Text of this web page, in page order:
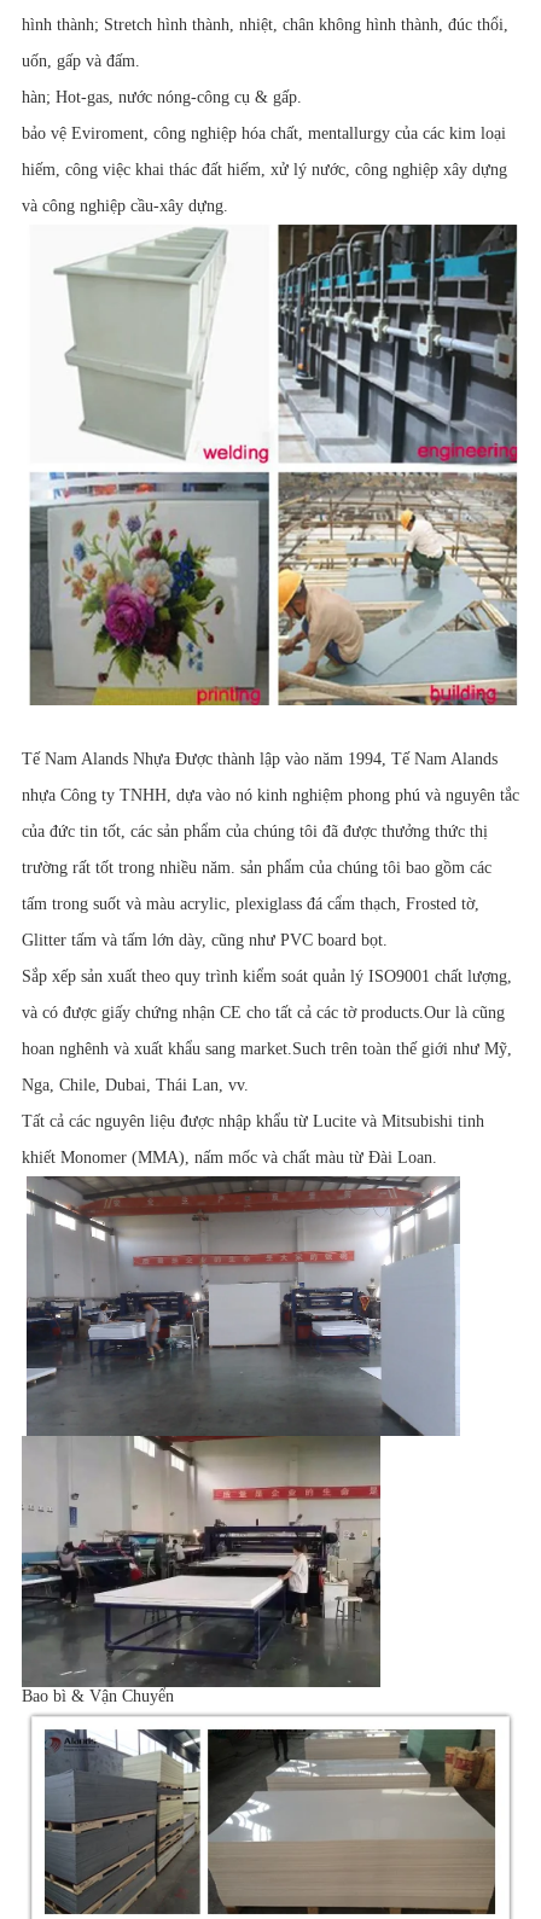
hình thành; Stretch hình thành, nhiệt, chân không hình thành, đúc thổi,
uốn, gấp và đấm.
hàn; Hot-gas, nước nóng-công cụ & gấp.
bảo vệ Eviroment, công nghiệp hóa chất, mentallurgy của các kim loại
hiếm, công việc khai thác đất hiếm, xử lý nước, công nghiệp xây dựng
và công nghiệp cầu-xây dựng.
Tế Nam Alands Nhựa Được thành lập vào năm 1994, Tế Nam Alands
nhựa Công ty TNHH, dựa vào nó kinh nghiệm phong phú và nguyên tắc
của đức tin tốt, các sản phẩm của chúng tôi đã được thưởng thức thị
trường rất tốt trong nhiều năm. sản phẩm của chúng tôi bao gồm các
tấm trong suốt và màu acrylic, plexiglass đá cẩm thạch, Frosted tờ,
Glitter tấm và tấm lớn dày, cũng như PVC board bọt.
Sắp xếp sản xuất theo quy trình kiểm soát quản lý ISO9001 chất lượng,
và có được giấy chứng nhận CE cho tất cả các tờ products.Our là cũng
hoan nghênh và xuất khẩu sang market.Such trên toàn thế giới như Mỹ,
Nga, Chile, Dubai, Thái Lan, vv.
Tất cả các nguyên liệu được nhập khẩu từ Lucite và Mitsubishi tinh
khiết Monomer (MMA), nấm mốc và chất màu từ Đài Loan.
Bao bì & Vận Chuyển